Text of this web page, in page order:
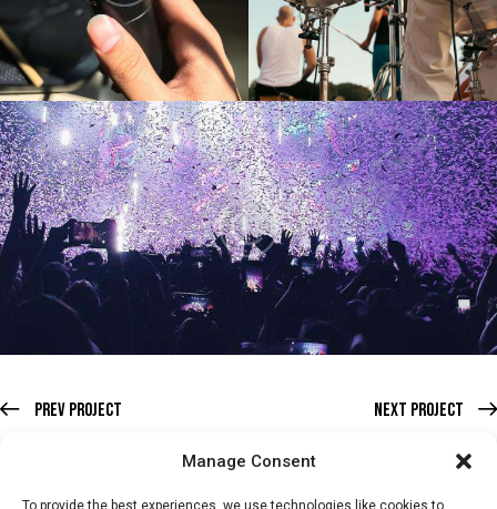
Manage Consent
To provide the best experiences, we use technologies like cookies to
Prev Project Next Project